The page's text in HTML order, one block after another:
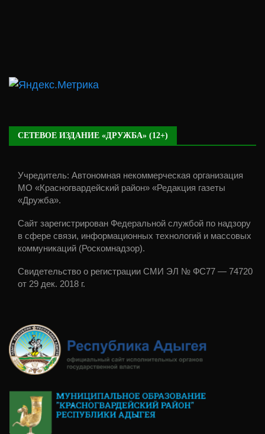
СЕТЕВОЕ ИЗДАНИЕ «ДРУЖБА» (12+)
Учредитель: Автономная некоммерческая организация
МО «Красногвардейский район» «Редакция газеты
«Дружба».
Сайт зарегистрирован Федеральной службой по надзору
в сфере связи, информационных технологий и массовых
коммуникаций (Роскомнадзор).
Свидетельство о регистрации СМИ ЭЛ № ФС77 — 74720
от 29 дек. 2018 г.